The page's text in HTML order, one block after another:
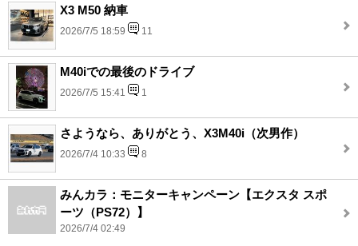
X3 M50 納車
2026/7/5 18:59 11
M40iでの最後のドライブ
2026/7/5 15:41 1
さようなら、ありがとう、X3M40i（次男作）
2026/7/4 10:33 8
みんカラ：モニターキャンペーン【エクスタ スポ
ーツ（PS72）】
2026/7/4 02:49